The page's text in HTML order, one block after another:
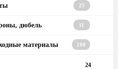
25
дюбель 11
материалы 200
24